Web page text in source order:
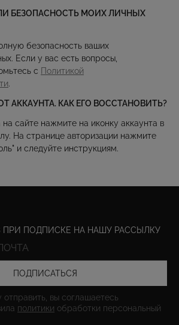
БЕЗОПАСНОСТЬ МОИХ ЛИЧНЫХ
безопасность ваших
Если у вас есть вопросы,
с Политикой
.
АККАУНТА. КАК ЕГО ВОССТАНОВИТЬ?
сайте нажмите на иконку аккаунта в
На странице авторизации нажмите
и следуйте инструкциям.
ПРИ ПОДПИСКЕ НА НАШУ РАССЫЛКУ
ПОДПИСАТЬСЯ
вы соглашаетесь
политики обработки персональный